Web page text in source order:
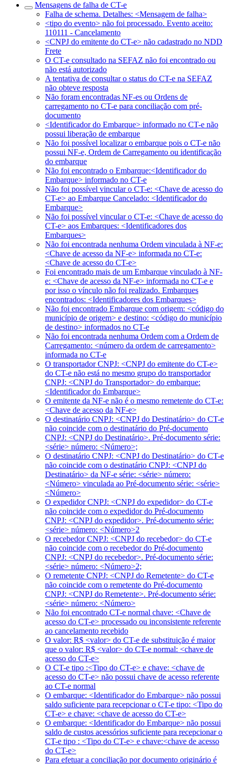
Mensagens de falha de CT-e
Falha de schema. Detalhes: <Mensagem de falha>
<tipo do evento> não foi processado. Evento aceito:
110111 - Cancelamento
<CNPJ do emitente do CT-e> não cadastrado no NDD
Frete
O CT-e consultado na SEFAZ não foi encontrado ou
não está autorizado
A tentativa de consultar o status do CT-e na SEFAZ
não obteve resposta
Não foram encontradas NF-es ou Ordens de
carregamento no CT-e para conciliação com pré-
documento
<Identificador do Embarque> informado no CT-e não
possui liberação de embarque
Não foi possível localizar o embarque pois o CT-e não
possui NF-e, Ordem de Carregamento ou identificação
do embarque
Não foi encontrado o Embarque:<Identificador do
Embarque> informado no CT-e
Não foi possível vincular o CT-e: <Chave de acesso do
CT-e> ao Embarque Cancelado: <Identificador do
Embarque>
Não foi possível vincular o CT-e: <Chave de acesso do
CT-e> aos Embarques: <Identificadores dos
Embarques>
Não foi encontrada nenhuma Ordem vinculada à NF-e:
<Chave de acesso da NF-e> informada no CT-e:
<Chave de acesso do CT-e>
Foi encontrado mais de um Embarque vinculado à NF-
e: <Chave de acesso da NF-e> informada no CT-e e
por isso o vínculo não foi realizado. Embarques
encontrados: <Identificadores dos Embarques>
Não foi encontrado Embarque com origem: <código do
município de origem> e destino: <código do município
de destino> informados no CT-e
Não foi encontrada nenhuma Ordem com a Ordem de
Carregamento: <número da ordem de carregamento>
informada no CT-e
O transportador CNPJ: <CNPJ do emitente do CT-e>
do CT-e não está no mesmo grupo do transportador
CNPJ: <CNPJ do Transportador> do embarque:
<Identificador do Embarque>
O emitente da NF-e não é o mesmo remetente do CT-e:
<Chave de acesso da NF-e>
O destinatário CNPJ: <CNPJ do Destinatário> do CT-e
não coincide com o destinatário do Pré-documento
CNPJ: <CNPJ do Destinatário>. Pré-documento série:
<série> número: <Número>;
O destinatário CNPJ: <CNPJ do Destinatário> do CT-e
não coincide com o destinatário CNPJ: <CNPJ do
Destinatário> da NF-e série: <série> número:
<Número> vinculada ao Pré-documento série: <série>
<Número>
O expedidor CNPJ: <CNPJ do expedidor> do CT-e
não coincide com o expedidor do Pré-documento
CNPJ: <CNPJ do expedidor>. Pré-documento série:
<série> número: <Número>2
O recebedor CNPJ: <CNPJ do recebedor> do CT-e
não coincide com o recebedor do Pré-documento
CNPJ: <CNPJ do recebedor>. Pré-documento série:
<série> número: <Número>2;
O remetente CNPJ: <CNPJ do Remetente> do CT-e
não coincide com o remetente do Pré-documento
CNPJ: <CNPJ do Remetente>. Pré-documento série:
<série> número: <Número>
Não foi encontrado CT-e normal chave: <Chave de
acesso do CT-e> processado ou inconsistente referente
ao cancelamento recebido
O valor: R$ <valor> do CT-e de substituição é maior
que o valor: R$ <valor> do CT-e normal: <chave de
acesso do CT-e>
O CT-e tipo :<Tipo do CT-e> e chave: <chave de
acesso do CT-e> não possui chave de acesso referente
ao CT-e normal
O embarque: <Identificador do Embarque> não possui
saldo suficiente para recepcionar o CT-e tipo: <Tipo do
CT-e> e chave: <chave de acesso do CT-e>
O embarque: <Identificador do Embarque> não possui
saldo de custos acessórios suficiente para recepcionar o
CT-e tipo : <Tipo do CT-e> e chave:<chave de acesso
do CT-e>
Para efetuar a conciliação por documento originário é